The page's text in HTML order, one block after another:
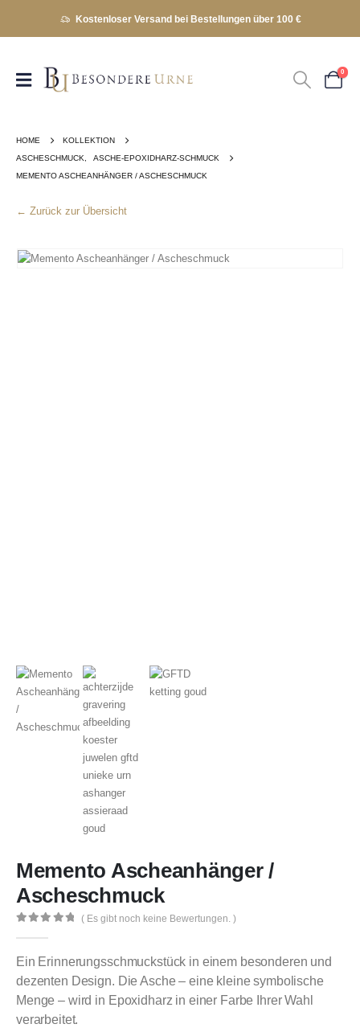
Kostenloser Versand bei Bestellungen über 100 €
0
HOME
KOLLEKTION
ASCHESCHMUCK
ASCHE-EPOXIDHARZ-SCHMUCK
MEMENTO ASCHEANHÄNGER / ASCHESCHMUCK
← Zurück zur Übersicht
Memento Ascheanhänger /
Ascheschmuck
( Es gibt noch keine Bewertungen. )
Ein Erinnerungsschmuckstück in einem besonderen und
dezenten Design. Die Asche – eine kleine symbolische
Menge – wird in Epoxidharz in einer Farbe Ihrer Wahl
verarbeitet.